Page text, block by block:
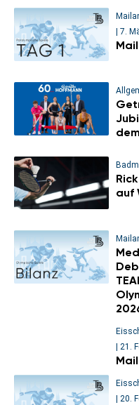
7.
auf
21.
20.